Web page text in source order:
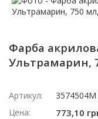
Фарба
Ультрамарин,
Артикул:
3574504M
Цена:
773,10